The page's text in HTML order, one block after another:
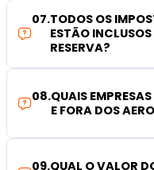
07.TODOS OS
ESTÃO
RESERVA?
08.QUAIS
E FORA DOS
09.QUAL O VALOR